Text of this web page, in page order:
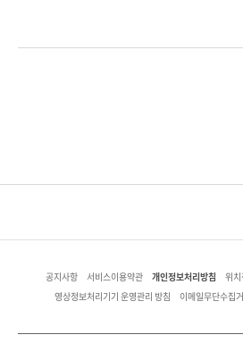
공지사항 서비스이용약관 개인정보처리방침 위치
영상정보처리기기 운영관리 방침 이메일무단수집